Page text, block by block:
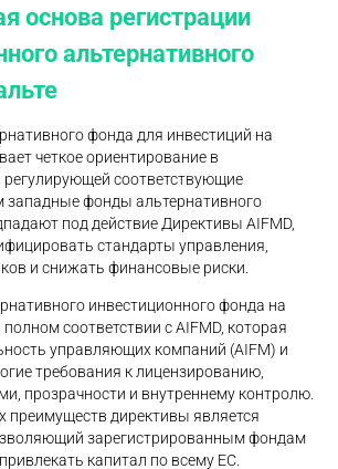
основа регистрации
альтернативного
фонда для инвестиций на
четкое ориентирование в
регулирующей соответствующие
западные фонды альтернативного
под действие Директивы AIFMD,
стандарты управления,
и снижать финансовые риски.
инвестиционного фонда на
соответствии с AIFMD, которая
управляющих компаний (AIFM) и
требования к лицензированию,
прозрачности и внутреннему контролю.
преимуществ директивы является
зарегистрированным фондам
капитал по всему ЕС.